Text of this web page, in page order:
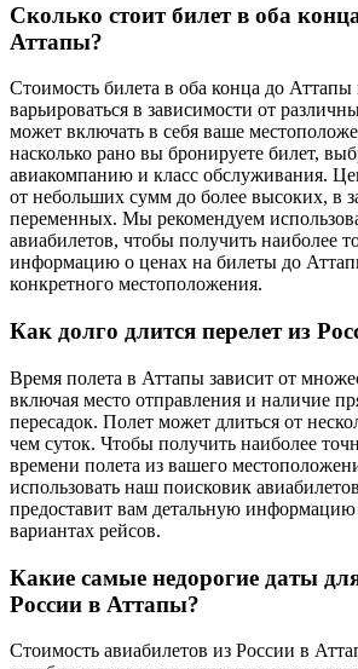
Сколько стоит билет в оба
Аттапы?
Стоимость билета в оба конца до Аттапы
варьироваться в зависимости от
может включать в себя ваше
насколько рано вы бронируете билет,
авиакомпанию и класс обслуживания.
от небольших сумм до более высоких, в
переменных. Мы рекомендуем
авиабилетов, чтобы получить наиболее
информацию о ценах на билеты до
конкретного местоположения.
Как долго длится перелет из
Время полета в Аттапы зависит от
включая место отправления и наличие
пересадок. Полет может длиться от
чем суток. Чтобы получить наиболее
времени полета из вашего
использовать наш поисковик
предоставит вам детальную
вариантах рейсов.
Какие самые недорогие даты
России в Аттапы?
Стоимость авиабилетов из России в